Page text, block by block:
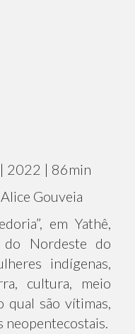
2022 | 86min
Gouveia
em Yathê,
Nordeste do
indígenas,
cultura, meio
qual são vítimas,
neopentecostais.